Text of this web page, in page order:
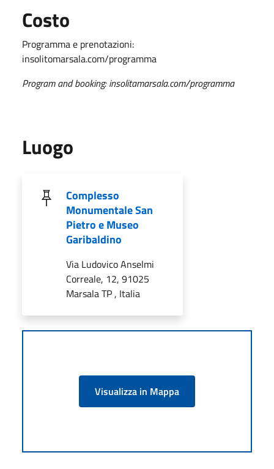
Costo
Programma e prenotazioni:
insolitomarsala.com/programma
Program and booking: insolitamarsala.com/programma
Luogo
Complesso
Monumentale San
Pietro e Museo
Garibaldino
Via Ludovico Anselmi
Correale, 12, 91025
Marsala TP , Italia
Visualizza in Mappa